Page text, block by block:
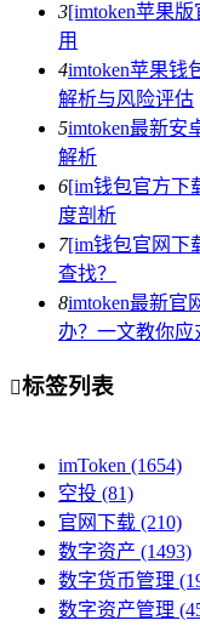
3[imtoken苹果
用
4imtoken苹果钱
解析与风险评估
5imtoken最新安
解析
6[im钱包官方下
度剖析
7[im钱包官网下
查找？
8imtoken最新官
办？一文教你应
标签列表
imToken (1654)
空投 (81)
官网下载 (210)
数字资产 (1493)
数字货币管理
数字资产管理